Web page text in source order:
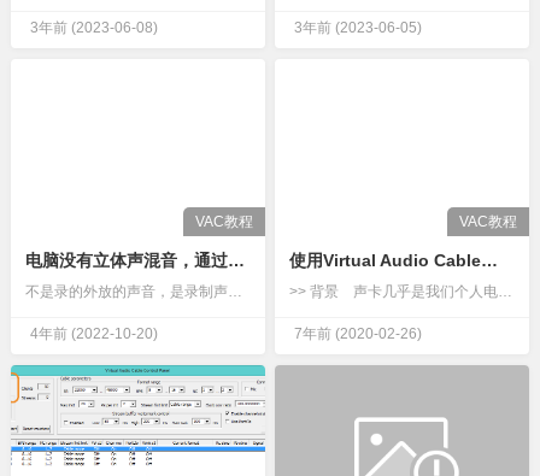
3年前 (2023-06-08) 3年前 (2023-06-05)
VAC教程
电脑没有立体声混音，通过虚拟声卡实现内录
不是录的外放的声音，是录制声卡内部的声音。没有杂音的。一.安装虚拟声卡驱动虚拟声卡驱动（Virtual Audio Cable）Virtual Audio Cable下载-虚拟声卡驱动（Virtual…
4年前 (2022-10-20)
VAC教程
使用Virtual Audio Cable虚拟声卡搞定混音内录
>> 背景 声卡几乎是我们个人电脑上的标配，它能够实现模拟信号（Analog，即物理声波）和数字信号（Digital，即以二进制形式存储的音频文件）之间…
7年前 (2020-02-26)